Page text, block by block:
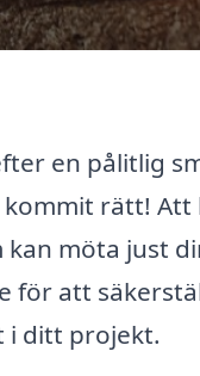
en pålitlig
kommit rätt! Att
kan möta just
för att
i ditt projekt.